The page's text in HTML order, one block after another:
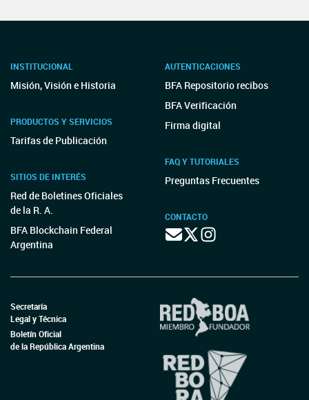
INSTITUCIONAL
Misión, Visión e Historia
PRODUCTOS Y SERVICIOS
Tarifas de Publicación
SITIOS DE INTERÉS
Red de Boletines Oficiales
de la R. A.
BFA Blockchain Federal
Argentina
AUTENTICACIONES
BFA Repositorio recibos
BFA Verificación
Firma digital
FAQ Y TUTORIALES
Preguntas Frecuentes
CONTACTO
Secretaría
Legal y Técnica
Boletín Oficial
de la República Argentina